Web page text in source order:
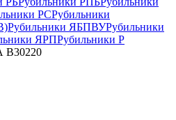
РСРубильники
Рубильники ЯБПВУРубильники
ЯРПРубильники Р
В30220